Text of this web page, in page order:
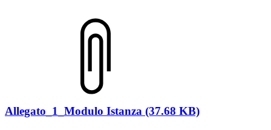
Allegato_1_Modulo Istanza (37.68 KB)